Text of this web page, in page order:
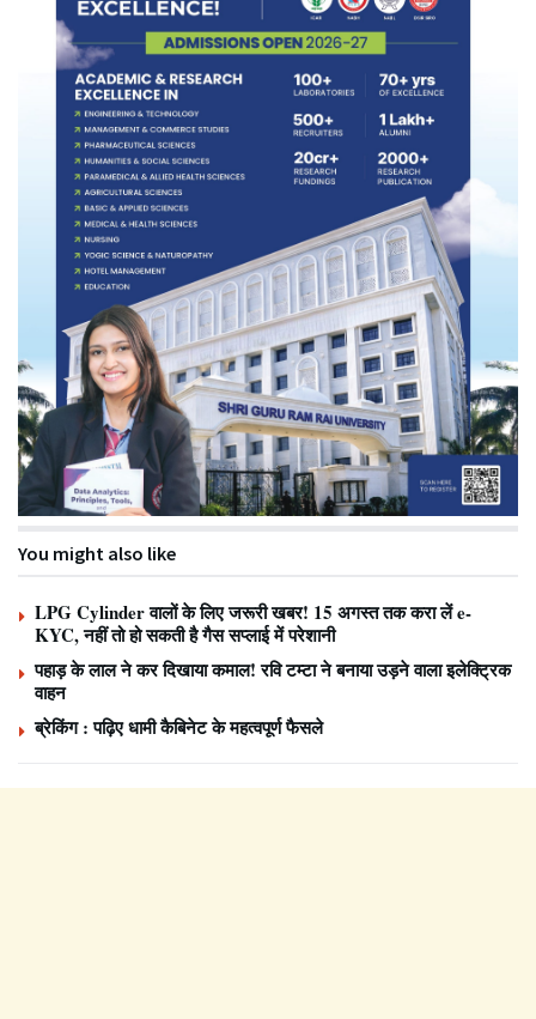
You might also like
LPG Cylinder वालों के लिए जरूरी खबर! 15 अगस्त तक करा लें e-
KYC, नहीं तो हो सकती है गैस सप्लाई में परेशानी
पहाड़ के लाल ने कर दिखाया कमाल! रवि टम्टा ने बनाया उड़ने वाला इलेक्ट्रिक
वाहन
ब्रेकिंग : पढ़िए धामी कैबिनेट के महत्वपूर्ण फैसले